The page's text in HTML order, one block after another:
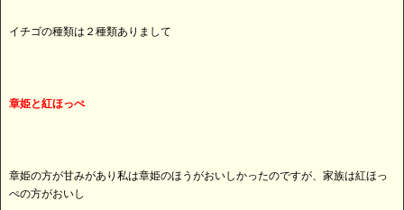
イチゴの種類は２種類ありまして
章姫と紅ほっぺ
章姫の方が甘みがあり私は章姫のほうがおいしかったのですが、家族は紅ほっ
ぺの方がおいし